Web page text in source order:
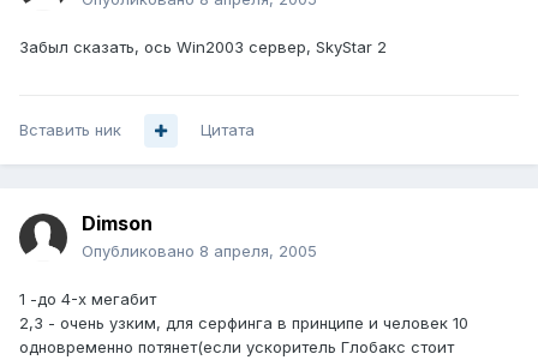
Забыл сказать, ось Win2003 сервер, SkyStar 2
Вставить ник Цитата
Dimson
Опубликовано 8 апреля, 2005
1 -до 4-х мегабит
2,3 - очень узким, для серфинга в принципе и человек 10
одновременно потянет(если ускоритель Глобакс стоит